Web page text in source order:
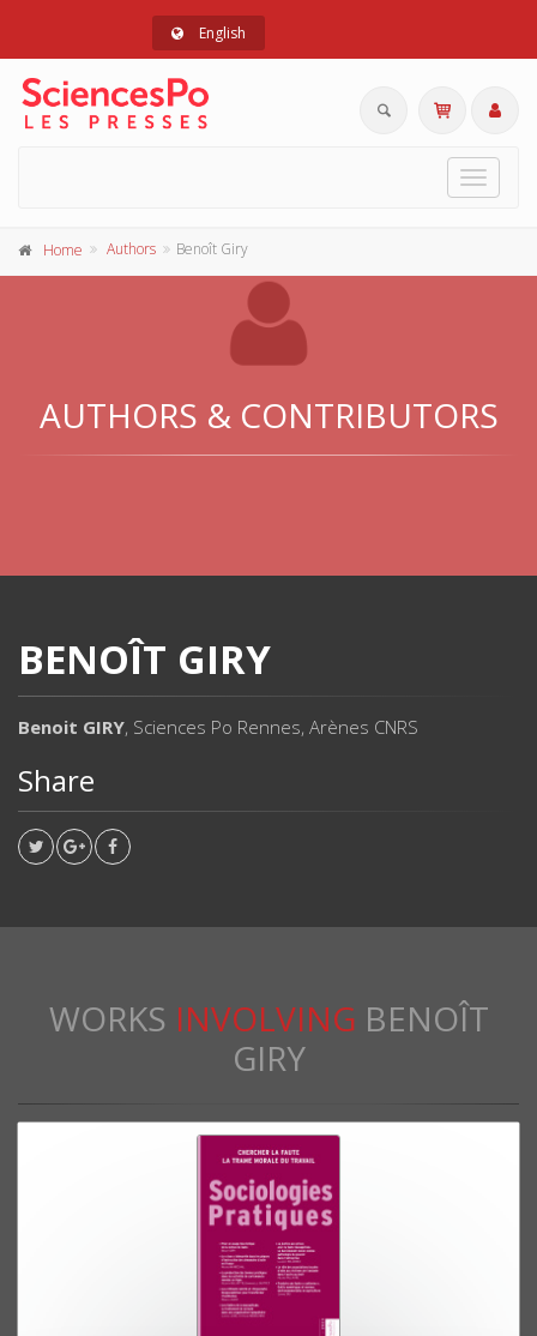
English
Toggle
Home Authors Benoît Giry
AUTHORS & CONTRIBUTORS
BENOÎT GIRY
Benoit GIRY, Sciences Po Rennes, Arènes CNRS
Share
WORKS INVOLVING BENOÎT
GIRY